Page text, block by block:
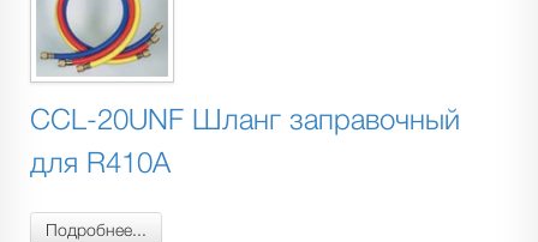
CCL-20UNF Шланг заправочный
для R410A
Подробнее...